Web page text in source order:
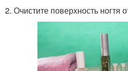
2. Очистите поверхность ногтя